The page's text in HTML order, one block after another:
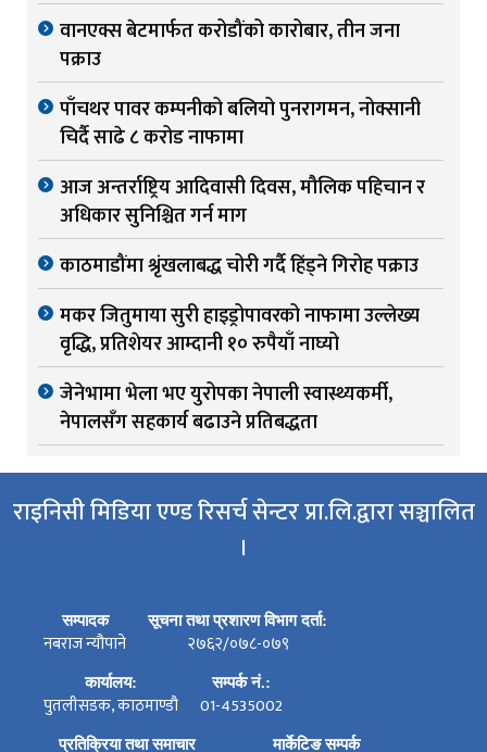
वानएक्स बेटमार्फत करोडौंको कारोबार, तीन जना
पक्राउ
पाँचथर पावर कम्पनीको बलियो पुनरागमन, नोक्सानी
चिर्दै साढे ८ करोड नाफामा
आज अन्तर्राष्ट्रिय आदिवासी दिवस, मौलिक पहिचान र
अधिकार सुनिश्चित गर्न माग
काठमाडौंमा श्रृंखलाबद्ध चोरी गर्दै हिंड्ने गिरोह पक्राउ
मकर जितुमाया सुरी हाइड्रोपावरको नाफामा उल्लेख्य
वृद्धि, प्रतिशेयर आम्दानी १० रुपैयाँ नाघ्यो
जेनेभामा भेला भए युरोपका नेपाली स्वास्थ्यकर्मी,
नेपालसँग सहकार्य बढाउने प्रतिबद्धता
राइनिसी मिडिया एण्ड रिसर्च सेन्टर प्रा.लि.द्वारा सञ्चालित
।
सम्पादक
नबराज न्यौपाने
सूचना तथा प्रशारण विभाग दर्ता:
२७६२/०७८-०७९
कार्यालय:
पुतलीसडक, काठमाण्डौ
सम्पर्क नं.:
01-4535002
प्रतिक्रिया तथा समाचार मार्केटिङ सम्पर्क